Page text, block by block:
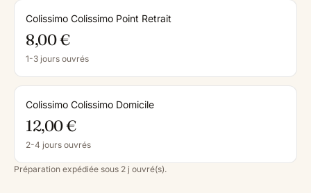
Colissimo Colissimo Point Retrait
8,00 €
1-3 jours ouvrés
Colissimo Colissimo Domicile
12,00 €
2-4 jours ouvrés
Préparation expédiée sous 2 j ouvré(s).